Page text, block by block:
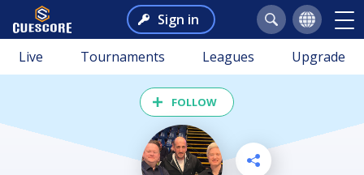
Sign in
Live Tournaments Leagues Upgrade
FOLLOW